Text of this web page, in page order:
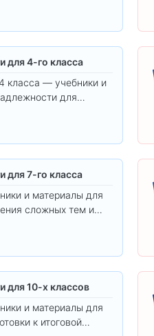
для 4-го класса
класса — учебники и
для
для 7-го класса
и материалы для
сложных тем и
для 10-х классов
и материалы для
к итоговой